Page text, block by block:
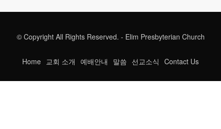
© Copyright All Rights Reserved. - Elim Presbyterian Church
Home 교회 소개 예배안내 말씀 선교소식 Contact Us